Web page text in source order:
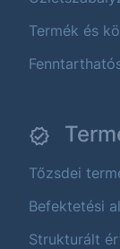
Termék és
Tőzsdei
Befektetési
Strukturált